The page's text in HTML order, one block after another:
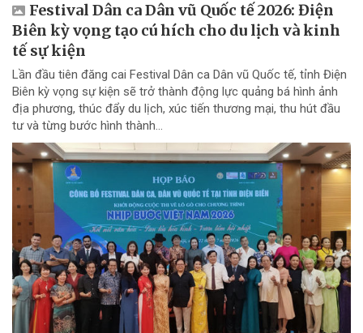
Festival Dân ca Dân vũ Quốc tế 2026: Điện
Biên kỳ vọng tạo cú hích cho du lịch và kinh
tế sự kiện
Lần đầu tiên đăng cai Festival Dân ca Dân vũ Quốc tế, tỉnh Điện
Biên kỳ vọng sự kiện sẽ trở thành động lực quảng bá hình ảnh
địa phương, thúc đẩy du lịch, xúc tiến thương mại, thu hút đầu
tư và từng bước hình thành...